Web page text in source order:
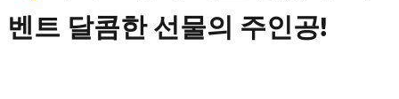
벤트 달콤한 선물의 주인공!